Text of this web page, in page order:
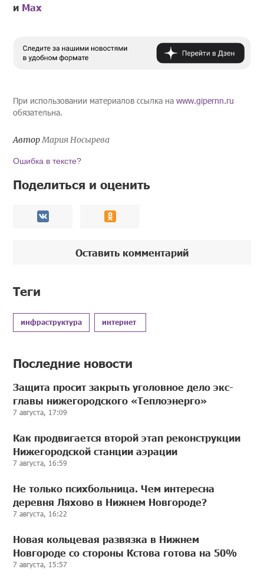
и Mах
При использовании материалов ссылка наwww.gipernn.ru
обязательна.
АвторМария Носырева
Ошибка в тексте?
Поделиться и оценить
Оставить комментарий
Теги
инфраструктура интернет
Последние новости
Защита просит закрыть уголовное дело экс-
главы нижегородского «Теплоэнерго»
7 августа, 17:09
Как продвигается второй этап реконструкции
Нижегородской станции аэрации
7 августа, 16:59
Не только психбольница. Чем интересна
деревня Ляхово в Нижнем Новгороде?
7 августа, 16:22
Новая кольцевая развязка в Нижнем
Новгороде со стороны Кстова готова на 50%
7 августа, 15:57